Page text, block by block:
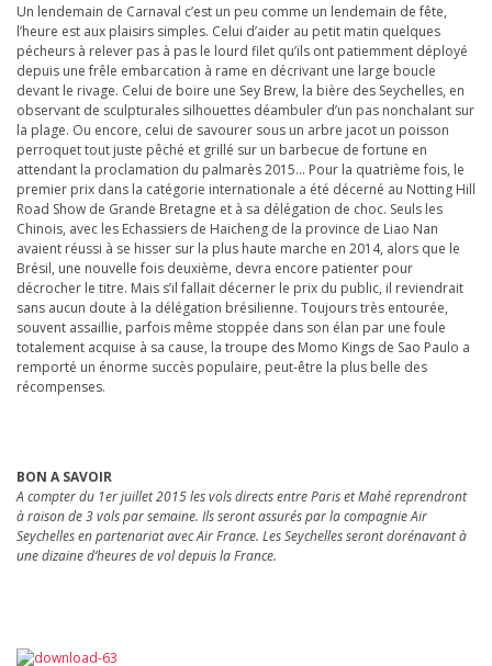
Un lendemain de Carnaval c’est un peu comme un lendemain de fête,
l’heure est aux plaisirs simples. Celui d’aider au petit matin quelques
pécheurs à relever pas à pas le lourd filet qu’ils ont patiemment déployé
depuis une frêle embarcation à rame en décrivant une large boucle
devant le rivage. Celui de boire une Sey Brew, la bière des Seychelles, en
observant de sculpturales silhouettes déambuler d’un pas nonchalant sur
la plage. Ou encore, celui de savourer sous un arbre jacot un poisson
perroquet tout juste pêché et grillé sur un barbecue de fortune en
attendant la proclamation du palmarès 2015… Pour la quatrième fois, le
premier prix dans la catégorie internationale a été décerné au Notting Hill
Road Show de Grande Bretagne et à sa délégation de choc. Seuls les
Chinois, avec les Echassiers de Haicheng de la province de Liao Nan
avaient réussi à se hisser sur la plus haute marche en 2014, alors que le
Brésil, une nouvelle fois deuxième, devra encore patienter pour
décrocher le titre. Mais s’il fallait décerner le prix du public, il reviendrait
sans aucun doute à la délégation brésilienne. Toujours très entourée,
souvent assaillie, parfois même stoppée dans son élan par une foule
totalement acquise à sa cause, la troupe des Momo Kings de Sao Paulo a
remporté un énorme succès populaire, peut-être la plus belle des
récompenses.
BON A SAVOIR
A compter du 1er juillet 2015 les vols directs entre Paris et Mahé reprendront
à raison de 3 vols par semaine. Ils seront assurés par la compagnie Air
Seychelles en partenariat avec Air France. Les Seychelles seront dorénavant à
une dizaine d’heures de vol depuis la France.